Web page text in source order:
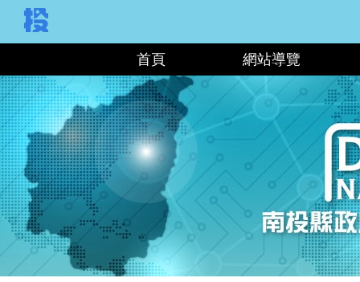
首頁 網站導覽